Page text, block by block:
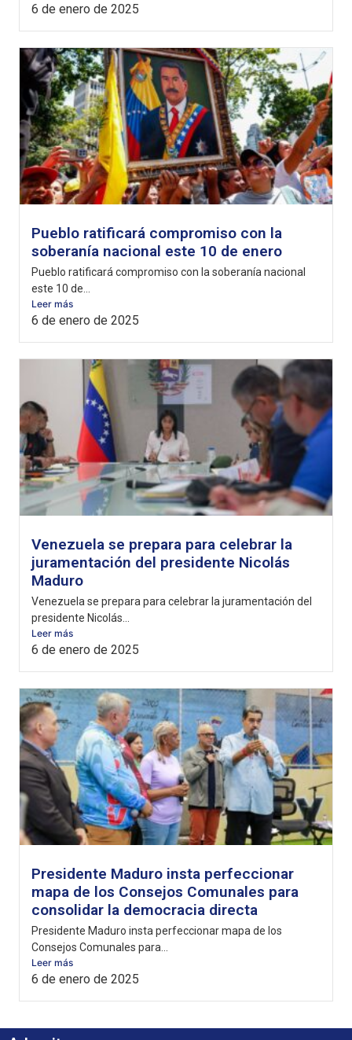
6 de enero de 2025
Pueblo ratificará compromiso con la
soberanía nacional este 10 de enero
Pueblo ratificará compromiso con la soberanía nacional
este 10 de...
Leer más
6 de enero de 2025
Venezuela se prepara para celebrar la
juramentación del presidente Nicolás
Maduro
Venezuela se prepara para celebrar la juramentación del
presidente Nicolás...
Leer más
6 de enero de 2025
Presidente Maduro insta perfeccionar
mapa de los Consejos Comunales para
consolidar la democracia directa
Presidente Maduro insta perfeccionar mapa de los
Consejos Comunales para...
Leer más
6 de enero de 2025